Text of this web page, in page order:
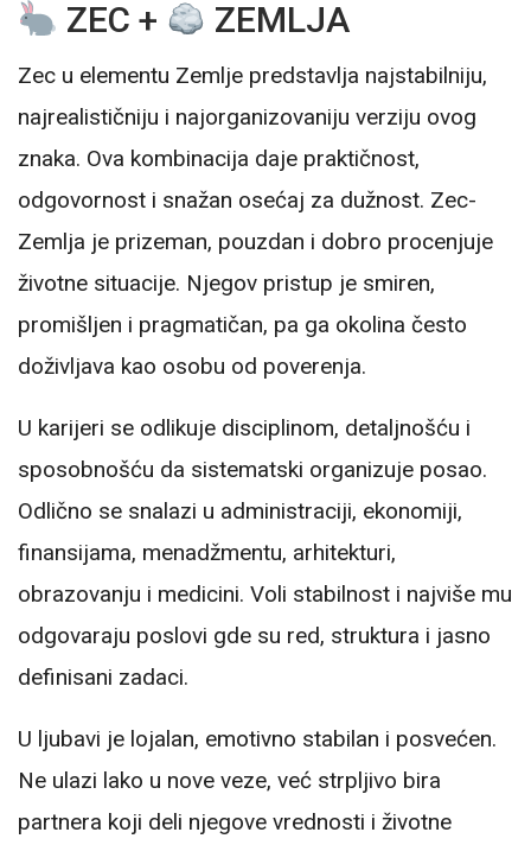
ZEC + ZEMLJA
Zec u elementu Zemlje predstavlja najstabilniju,
najrealističniju i najorganizovaniju verziju ovog
znaka. Ova kombinacija daje praktičnost,
odgovornost i snažan osećaj za dužnost. Zec-
Zemlja je prizeman, pouzdan i dobro procenjuje
životne situacije. Njegov pristup je smiren,
promišljen i pragmatičan, pa ga okolina često
doživljava kao osobu od poverenja.
U karijeri se odlikuje disciplinom, detaljnošću i
sposobnošću da sistematski organizuje posao.
Odlično se snalazi u administraciji, ekonomiji,
finansijama, menadžmentu, arhitekturi,
obrazovanju i medicini. Voli stabilnost i najviše mu
odgovaraju poslovi gde su red, struktura i jasno
definisani zadaci.
U ljubavi je lojalan, emotivno stabilan i posvećen.
Ne ulazi lako u nove veze, već strpljivo bira
partnera koji deli njegove vrednosti i životne